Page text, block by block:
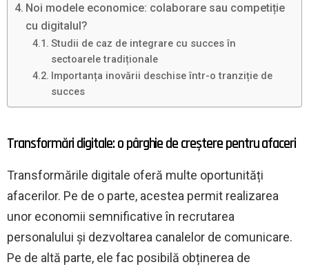
Noi modele economice: colaborare sau competiție
cu digitalul?
Studii de caz de integrare cu succes în
sectoarele tradiționale
Importanța inovării deschise într-o tranziție de
succes
Transformări digitale: o pârghie de creștere pentru afaceri
Transformările digitale oferă multe oportunități
afacerilor. Pe de o parte, acestea permit realizarea
unor economii semnificative în recrutarea
personalului și dezvoltarea canalelor de comunicare.
Pe de altă parte, ele fac posibilă obținerea de